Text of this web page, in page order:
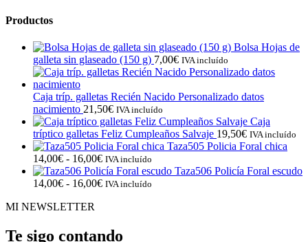
Productos
Bolsa Hojas de
galleta sin glaseado (150 g) 7,00€ IVA incluído
Caja tríp. galletas Recién Nacido Personalizado datos
nacimiento 21,50€ IVA incluído
Caja
tríptico galletas Feliz Cumpleaños Salvaje 19,50€ IVA incluído
Taza505 Policia Foral chica
14,00€ - 16,00€Rango
de
precios:
16,00€
IVA incluído
Taza506 Policía Foral escudo
14,00€ - 16,00€Rango
14,00€
IVA incluído
MI NEWSLETTER
Te sigo contando